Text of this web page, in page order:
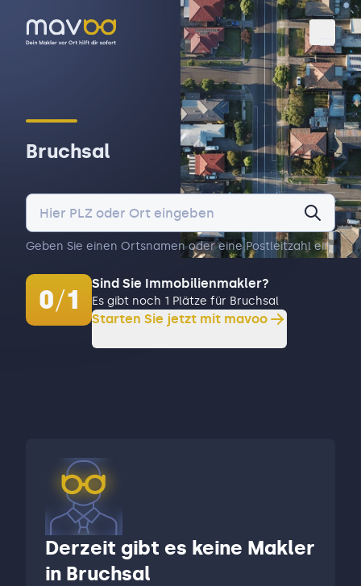
Bruchsal
Geben Sie einen Ortsnamen oder eine Postleitzahl ein.
0/1
Sind Sie Immobilienmakler?
Es gibt noch 1 Plätze für Bruchsal
Starten Sie jetzt mit mavoo
Derzeit gibt es keine Makler
in Bruchsal